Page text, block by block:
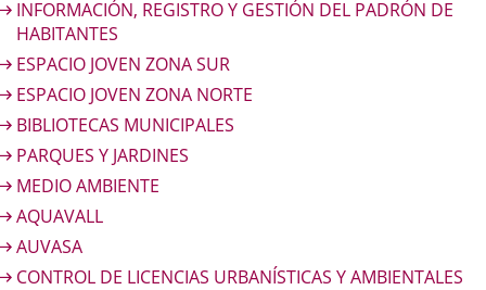
INFORMACIÓN, REGISTRO Y GESTIÓN DEL PADRÓN DE
HABITANTES
ESPACIO JOVEN ZONA SUR
ESPACIO JOVEN ZONA NORTE
BIBLIOTECAS MUNICIPALES
PARQUES Y JARDINES
MEDIO AMBIENTE
AQUAVALL
AUVASA
CONTROL DE LICENCIAS URBANÍSTICAS Y AMBIENTALES